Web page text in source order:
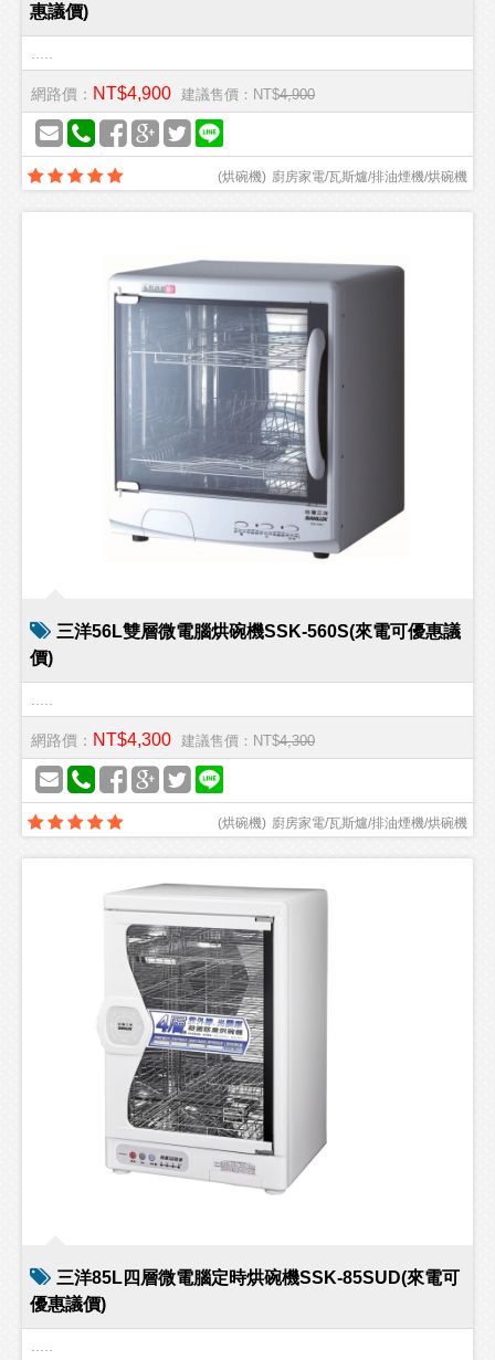
惠議價)
網路價： NT$4,900 建議售價：NT$4,900
廚房家電/瓦斯爐/排油煙機/烘碗機
(烘碗機)
三洋56L雙層微電腦烘碗機SSK-560S(來電可優惠議
價)
網路價： NT$4,300 建議售價：NT$4,300
廚房家電/瓦斯爐/排油煙機/烘碗機
(烘碗機)
三洋85L四層微電腦定時烘碗機SSK-85SUD(來電可
優惠議價)